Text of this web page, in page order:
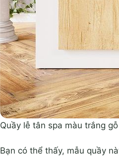
Quầy lễ tân spa màu trắng
Bạn có thể thấy, mẫu quầy